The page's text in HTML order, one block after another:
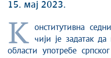
15. мај 2023.
К
онститутивна
чији је задатак
области употребе